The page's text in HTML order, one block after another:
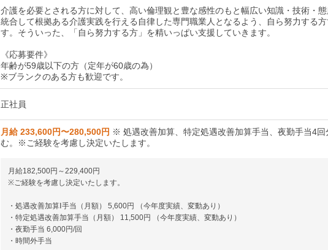
介護を必要とされる方に対して、高い倫理観と豊な感性のもと幅広い知識・技術・態
統合して根拠ある介護実践を行える自律した専門職業人となるよう、自ら努力する
す。そういった、「自ら努力する方」を精いっぱい支援していきます。
《応募要件》
年齢が59歳以下の方（定年が60歳の為）
※ブランクのある方も歓迎です。
正社員
月給 233,600円〜280,500円 ※ 処遇改善加算、特定処遇改善加算手当、夜勤手当4回
む。※ご経験を考慮し決定いたします。
月給182,500円～229,400円
※ご経験を考慮し決定いたします。
・処遇改善加算Ⅰ手当（月額） 5,600円 （今年度実績、変動あり）
・特定処遇改善加算手当（月額） 11,500円 （今年度実績、変動あり）
・夜勤手当 6,000円/回
・時間外手当